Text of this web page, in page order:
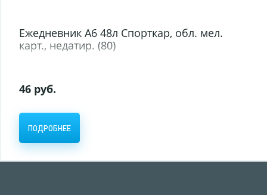
Ежедневник А6 48л Спорткар, обл. мел.
карт., недатир. (80)
46 руб.
ПОДРОБНЕЕ